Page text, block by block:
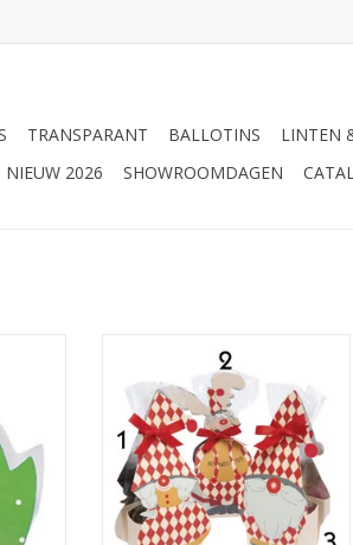
TRANSPARANT BALLOTINS LINTEN
NIEUW 2026 SHOWROOMDAGEN
blokbodemzakje
TOEVOEGEN AAN WINKELWAGEN